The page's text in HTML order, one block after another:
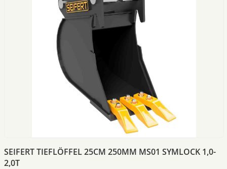
SEIFERT TIEFLÖFFEL 25CM 250MM MS01 SYMLOCK 1,0-
2,0T